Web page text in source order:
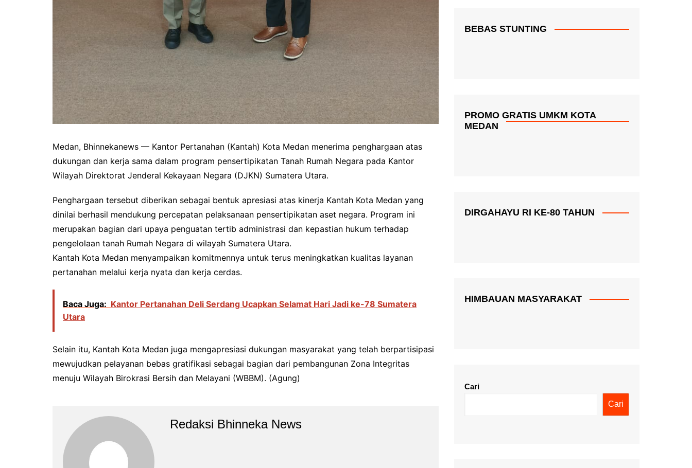
Medan, Bhinnekanews — Kantor Pertanahan (Kantah) Kota Medan menerima penghargaan atas
dukungan dan kerja sama dalam program pensertipikatan Tanah Rumah Negara pada Kantor
Wilayah Direktorat Jenderal Kekayaan Negara (DJKN) Sumatera Utara.
Penghargaan tersebut diberikan sebagai bentuk apresiasi atas kinerja Kantah Kota Medan yang
dinilai berhasil mendukung percepatan pelaksanaan pensertipikatan aset negara. Program ini
merupakan bagian dari upaya penguatan tertib administrasi dan kepastian hukum terhadap
pengelolaan tanah Rumah Negara di wilayah Sumatera Utara.
Kantah Kota Medan menyampaikan komitmennya untuk terus meningkatkan kualitas layanan
pertanahan melalui kerja nyata dan kerja cerdas.
Baca Juga: Kantor Pertanahan Deli Serdang Ucapkan Selamat Hari Jadi ke-78 Sumatera
Utara
Selain itu, Kantah Kota Medan juga mengapresiasi dukungan masyarakat yang telah berpartisipasi
mewujudkan pelayanan bebas gratifikasi sebagai bagian dari pembangunan Zona Integritas
menuju Wilayah Birokrasi Bersih dan Melayani (WBBM). (Agung)
Redaksi Bhinneka News
BEBAS STUNTING
PROMO GRATIS UMKM KOTA
MEDAN
DIRGAHAYU RI KE-80 TAHUN
HIMBAUAN MASYARAKAT
Cari
Cari